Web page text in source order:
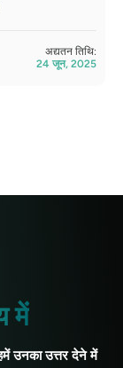
अद्यतन तिथि:
24 जून, 2025
में
उनका उत्तर देने में